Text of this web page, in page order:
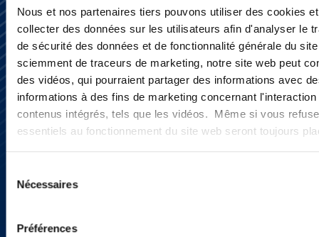
Nous et nos partenaires tiers pouvons utiliser des cookies
collecter des données sur les utilisateurs afin d'analyser le
de sécurité des données et de fonctionnalité générale du
sciemment de traceurs de marketing, notre site web peut
des vidéos, qui pourraient partager des informations avec
informations à des fins de marketing concernant
contenus intégrés, tels que les vidéos. Même si vous
essentiels au fonctionnement du site web seront toujours
Nécessaires
Préférences
Subscribe
Press
LinkedIn
Legal Notice and Disclaimer